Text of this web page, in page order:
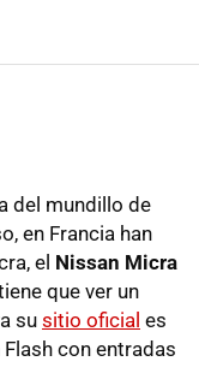
del mundillo de
en Francia han
el Nissan Micra
que ver un
su sitio oficial es
con entradas